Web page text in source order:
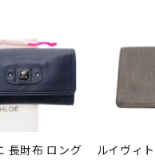
長財布 ロング
ルイヴィ